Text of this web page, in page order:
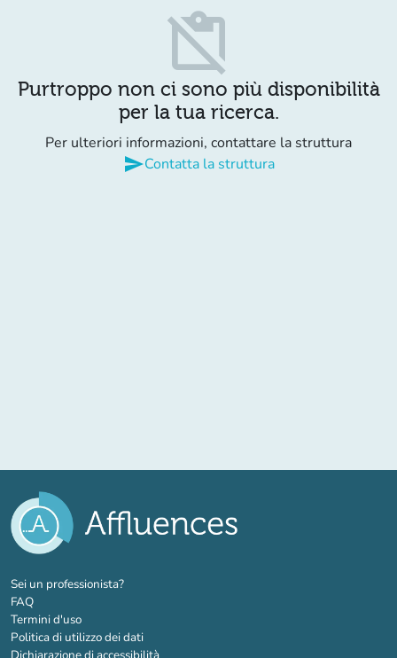
content_paste_off
Purtroppo non ci sono più disponibilità
per la tua ricerca.
Per ulteriori informazioni, contattare la struttura
sendContatta la struttura
Sei un professionista?(nuova scheda)
FAQ
Termini d'uso
Politica di utilizzo dei dati